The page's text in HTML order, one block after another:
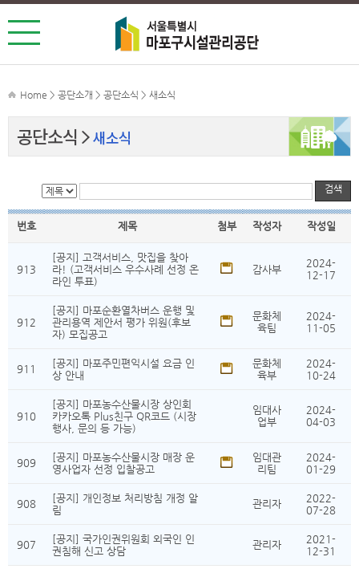
Home > 공단소개 > 공단소식 > 새소식
공단소식 새소식
검색
번호 제목 첨부 작성자 작성일
913
[공지] 고객서비스, 맛집을 찾아
라! (고객서비스 우수사례 선정 온
라인 투표)
감사부
2024-
12-17
912
[공지] 마포순환열차버스 운행 및
관리용역 제안서 평가 위원(후보
자) 모집공고
문화체
육팀
2024-
11-05
911
[공지] 마포주민편익시설 요금 인
상 안내
문화체
육부
2024-
10-24
910
[공지] 마포농수산물시장 상인회
카카오톡 Plus친구 QR코드 (시장
행사, 문의 등 가능)
임대사
업부
2024-
04-03
909
[공지] 마포농수산물시장 매장 운
영사업자 선정 입찰공고
임대관
리팀
2024-
01-29
908
[공지] 개인정보 처리방침 개정 알
림
관리자
2022-
07-28
907
[공지] 국가인권위원회 외국인 인
권침해 신고 상담
관리자
2021-
12-31